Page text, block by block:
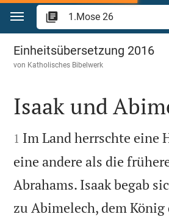
Zum Inhalt springen
1.Mose 26
Einheitsübersetzung 2016
von Katholisches Bibelwerk

Isaak und

1 Im Land herrschte eine
eine andere als die
Abrahams. Isaak begab
zu Abimelech, dem